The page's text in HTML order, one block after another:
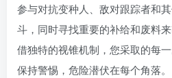
参与对抗变种人、敌对跟踪者和
斗，同时寻找重要的补给和废料
借独特的视锥机制，您采取的每
保持警惕，危险潜伏在每个角落。